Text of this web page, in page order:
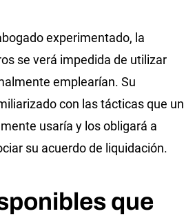
experimentado, la
se verá impedida de utilizar
emplearían. Su
con las tácticas que un
usaría y los obligará a
su acuerdo de liquidación.
que